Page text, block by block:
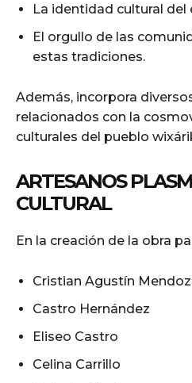
La identidad cultural del
El orgullo de las
estas tradiciones.
Además, incorpora
relacionados con la
culturales del pueblo
ARTESANOS
CULTURAL
En la creación de la obra
Cristian Agustín
Castro Hernández
Eliseo Castro
Celina Carrillo